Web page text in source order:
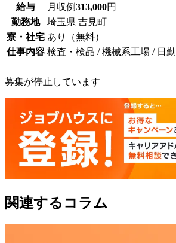
給与 月収例313,000円
勤務地
埼玉県 吉見町
寮・社宅 あり（無料）
仕事内容 検査・検品 / 機械系工場 / 日勤
募集が停止しています
関連するコラム